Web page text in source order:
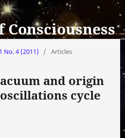
Physics of Consciousness and Life, Cosmology and Astrophysics
No. 4 (2011) / Articles
and origin
cycle